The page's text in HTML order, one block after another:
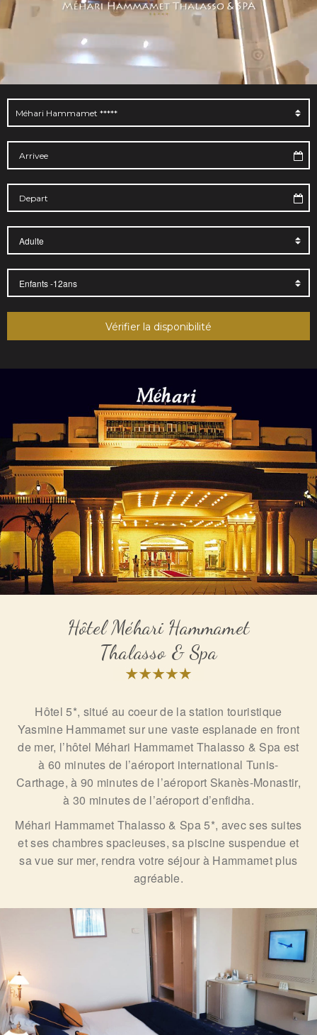
Vérifier la disponibilité
Hôtel Méhari Hammamet
Thalasso & Spa
Hôtel 5*, situé au coeur de la station touristique
Yasmine Hammamet sur une vaste esplanade en front
de mer, l’hôtel Méhari Hammamet Thalasso & Spa est
à 60 minutes de l’aéroport international Tunis-
Carthage, à 90 minutes de l’aéroport Skanès-Monastir,
à 30 minutes de l’aéroport d’enfidha.
Méhari Hammamet Thalasso & Spa 5*, avec ses suites
et ses chambres spacieuses, sa piscine suspendue et
sa vue sur mer, rendra votre séjour à Hammamet plus
agréable.